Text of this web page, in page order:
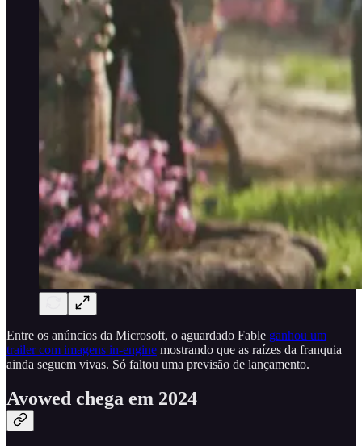
Entre os anúncios da Microsoft, o aguardado Fable ganhou um
trailer com imagens in-engine mostrando que as raízes da franquia
ainda seguem vivas. Só faltou uma previsão de lançamento.
Avowed chega em 2024